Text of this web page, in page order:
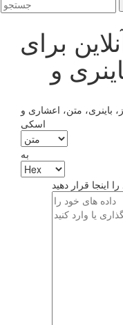
برای
باینری، متن، اعشاری و
اسکی
به
اینجا قرار دهید